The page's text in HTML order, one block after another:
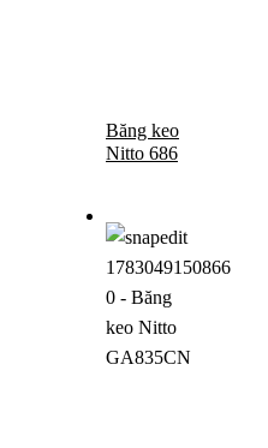
Băng keo
Nitto 686